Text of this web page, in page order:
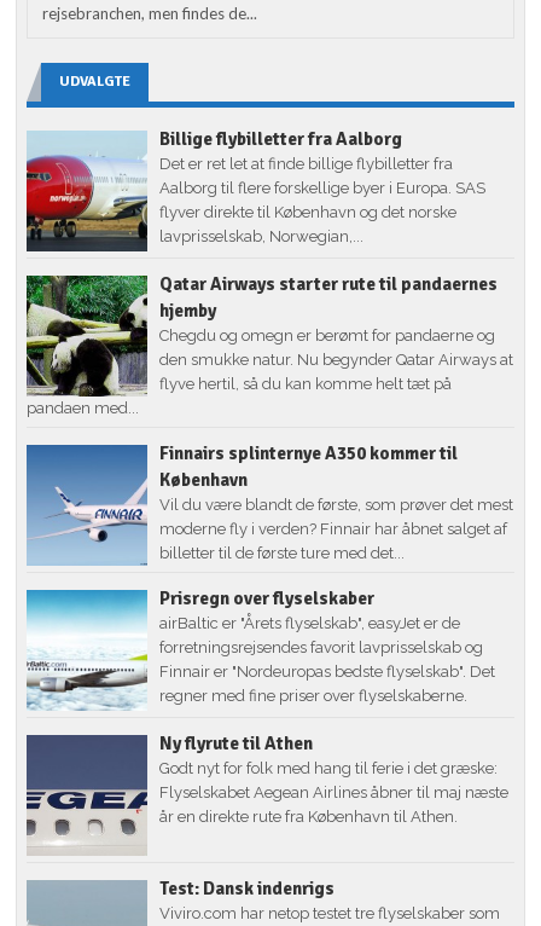
rejsebranchen, men findes de...
UDVALGTE
Billige flybilletter fra Aalborg
Det er ret let at finde billige flybilletter fra
Aalborg til flere forskellige byer i Europa. SAS
flyver direkte til København og det norske
lavprisselskab, Norwegian,...
Qatar Airways starter rute til pandaernes
hjemby
Chegdu og omegn er berømt for pandaerne og
den smukke natur. Nu begynder Qatar Airways at
flyve hertil, så du kan komme helt tæt på
pandaen med...
Finnairs splinternye A350 kommer til
København
Vil du være blandt de første, som prøver det mest
moderne fly i verden? Finnair har åbnet salget af
billetter til de første ture med det...
Prisregn over flyselskaber
airBaltic er "Årets flyselskab", easyJet er de
forretningsrejsendes favorit lavprisselskab og
Finnair er "Nordeuropas bedste flyselskab". Det
regner med fine priser over flyselskaberne.
Ny flyrute til Athen
Godt nyt for folk med hang til ferie i det græske:
Flyselskabet Aegean Airlines åbner til maj næste
år en direkte rute fra København til Athen.
Test: Dansk indenrigs
Viviro.com har netop testet tre flyselskaber som